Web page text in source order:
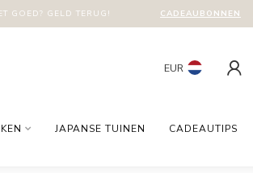
GOED? GELD TERUG! CADEAUBONNEN
EUR
JAPANSE TUINEN CADEAUTIPS